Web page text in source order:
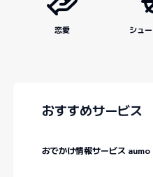
恋愛 シュ
おすすめサービス
おでかけ情報サービス aumo